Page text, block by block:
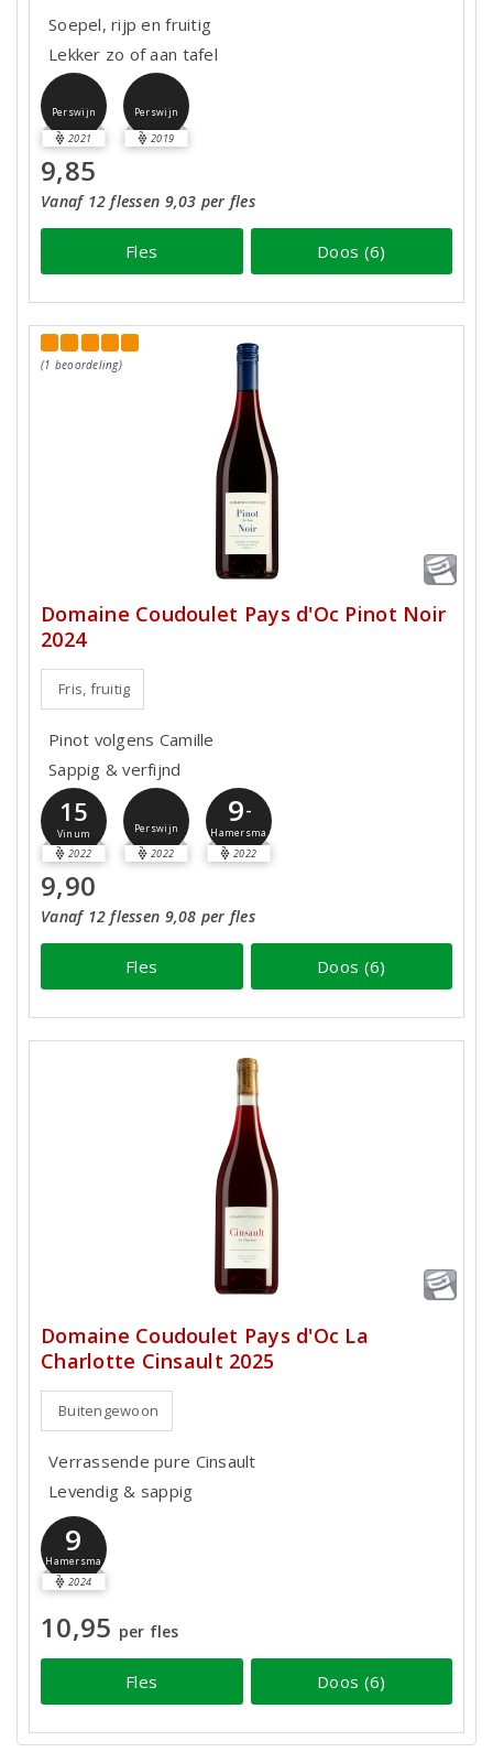
Soepel, rijp en fruitig
Lekker zo of aan tafel
Perswijn
2021
Perswijn
2019
9,85
Vanaf 12 flessen 9,03 per fles
Fles Doos (6)
(1 beoordeling)
Domaine Coudoulet Pays d'Oc Pinot Noir
2024
Fris, fruitig
Pinot volgens Camille
Sappig & verfijnd
15
Vinum
2022
Perswijn
2022
9-
Hamersma
2022
9,90
Vanaf 12 flessen 9,08 per fles
Fles Doos (6)
Domaine Coudoulet Pays d'Oc La
Charlotte Cinsault 2025
Buitengewoon
Verrassende pure Cinsault
Levendig & sappig
9
Hamersma
2024
10,95 per fles
Fles Doos (6)